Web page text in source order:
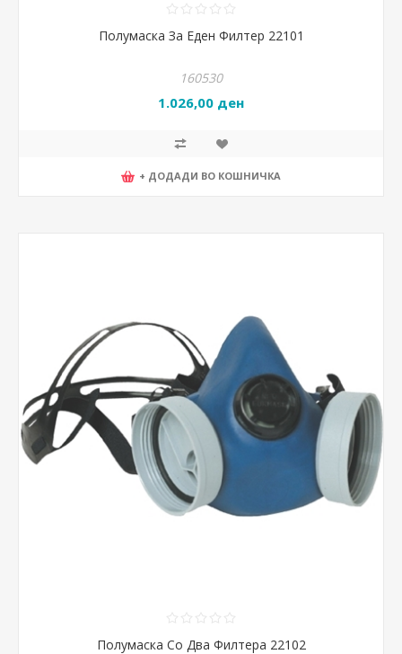
Полумаска За Еден Филтер 22101
160530
1.026,00 ден
+ ДОДАДИ ВО КОШНИЧКА
Полумаска Со Два Филтера 22102